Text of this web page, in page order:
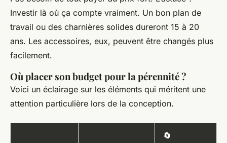
Investir là où ça compte vraiment. Un bon plan de
travail ou des charnières solides dureront 15 à 20
ans. Les accessoires, eux, peuvent être changés plus
facilement.
Où placer son budget pour la pérennité ?
Voici un éclairage sur les éléments qui méritent une
attention particulière lors de la conception.
🔄